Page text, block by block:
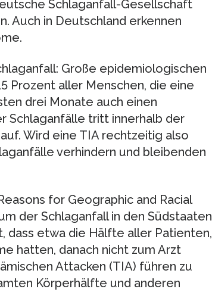
Schlaganfall-Gesellschaft
Auch in Deutschland erkennen
Große epidemiologischen
Prozent aller Menschen, die eine
drei Monate auch einen
Schlaganfälle tritt innerhalb der
Wird eine TIA rechtzeitig also
verhindern und bleibenden
for Geographic and Racial
der Schlaganfall in den Südstaaten
dass etwa die Hälfte aller Patienten,
hatten, danach nicht zum Arzt
Attacken (TIA) führen zu
Körperhälfte und anderen